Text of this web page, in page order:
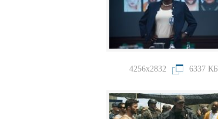
4256x2832 6337 КБ